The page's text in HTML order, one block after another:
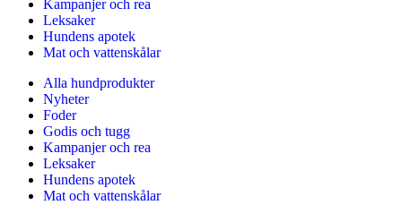
Kampanjer och rea
Leksaker
Hundens apotek
Mat och vattenskålar
Alla hundprodukter
Nyheter
Foder
Godis och tugg
Kampanjer och rea
Leksaker
Hundens apotek
Mat och vattenskålar